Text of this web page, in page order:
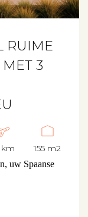
RUIME
3
155 m2
uw Spaanse